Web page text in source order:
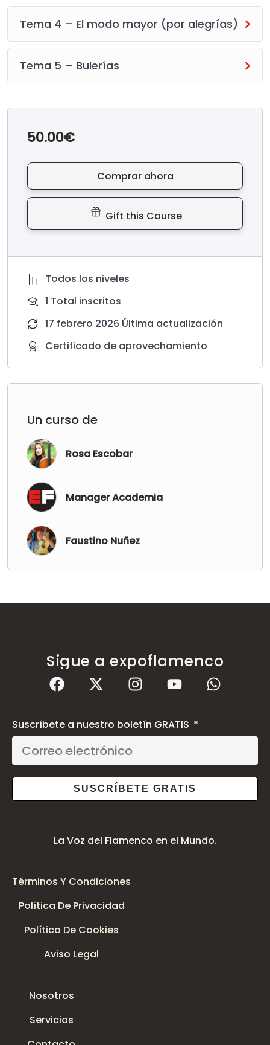
Tema 4 – El modo mayor (por alegrías)
Tema 5 – Bulerías
50.00€
Comprar ahora
Gift this Course
Todos los niveles
1 Total inscritos
17 febrero 2026 Última actualización
Certificado de aprovechamiento
Un curso de
Rosa Escobar
Manager Academia
Faustino Nuñez
La Voz del Flamenco en el Mundo.
Suscríbete a nuestro boletín GRATIS
SUSCRÍBETE GRATIS
Sigue a expoflamenco
Términos Y Condiciones
Política De Privacidad
Política De Cookies
Aviso Legal
Nosotros
Servicios